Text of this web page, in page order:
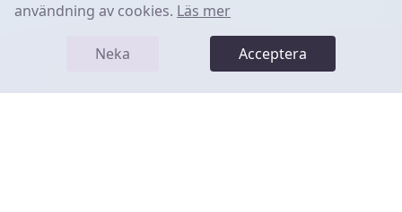
användning av cookies. Läs mer
Neka Acceptera